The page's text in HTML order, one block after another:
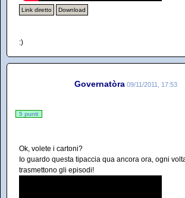
Link diretto Download
:)
Governatòra 09/11/2011, 17:53
5 punti
Ok, volete i cartoni?
Io guardo questa tipaccia qua ancora ora, ogni
trasmettono gli episodi!